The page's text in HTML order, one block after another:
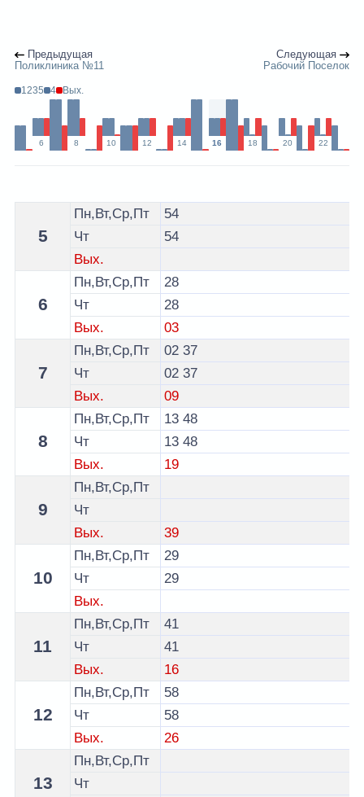
Предыдущая
Поликлиника №11
Следующая
Рабочий Поселок
1235 4 Вых.
6 8 10 12 14 16 18 20 22
Расписание 3 автобуса Могилев - остановка ОАО
5
Пн,Вт,Ср,Пт
54
Чт
54
Вых.
6
Пн,Вт,Ср,Пт
28
Чт
28
Вых.
03
7
Пн,Вт,Ср,Пт 02 37
Чт
02 37
Вых.
09
8
Пн,Вт,Ср,Пт 13 48
Чт
13 48
Вых.
19
9
Пн,Вт,Ср,Пт
Чт
Вых.
39
10
Пн,Вт,Ср,Пт
29
Чт
29
Вых.
11
Пн,Вт,Ср,Пт
41
Чт
41
Вых.
16
12
Пн,Вт,Ср,Пт
58
Чт
58
Вых.
26
13
Пн,Вт,Ср,Пт
Чт